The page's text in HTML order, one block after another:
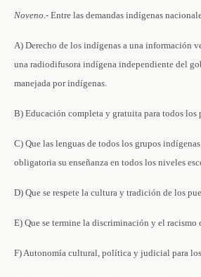
Noveno.- Entre las demandas indígenas
A) Derecho de los indígenas a una información
una radiodifusora indígena independiente del
manejada por indígenas.
B) Educación completa y gratuita para todos los
C) Que las lenguas de todos los grupos
obligatoria su enseñanza en todos los niveles
D) Que se respete la cultura y tradición de los
E) Que se termine la discriminación y el racismo
F) Autonomía cultural, política y judicial para